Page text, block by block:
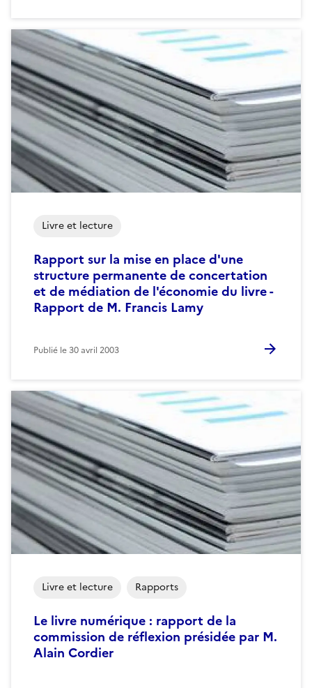
Rapport sur la mise en place d'une
structure permanente de concertation
et de médiation de l'économie du livre -
Rapport de M. Francis Lamy
Livre et lecture
Publié le30 avril 2003
Le livre numérique : rapport de la
commission de réflexion présidée par M.
Alain Cordier
Livre et lecture Rapports